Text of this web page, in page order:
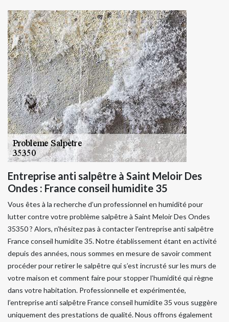
Entreprise anti salpêtre à Saint Meloir Des
Ondes : France conseil humidite 35
Vous êtes à la recherche d’un professionnel en humidité pour
lutter contre votre problème salpêtre à Saint Meloir Des Ondes
35350 ? Alors, n’hésitez pas à contacter l’entreprise anti salpêtre
France conseil humidite 35. Notre établissement étant en activité
depuis des années, nous sommes en mesure de savoir comment
procéder pour retirer le salpêtre qui s’est incrusté sur les murs de
votre maison et comment faire pour stopper l’humidité qui règne
dans votre habitation. Professionnelle et expérimentée,
l’entreprise anti salpêtre France conseil humidite 35 vous suggère
uniquement des prestations de qualité. Nous offrons également